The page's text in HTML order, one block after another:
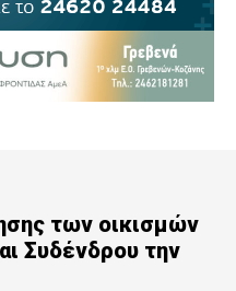
των οικισμών
Συδένδρου την